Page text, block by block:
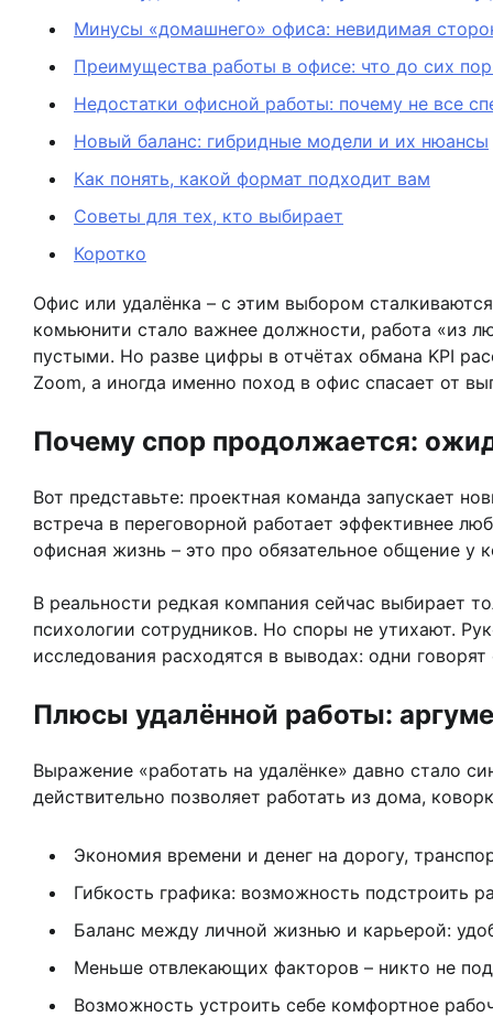
Минусы «домашнего» офиса: невидимая
Преимущества работы в офисе: что до сих
Недостатки офисной работы: почему не все
Новый баланс: гибридные модели и их нюансы
Как понять, какой формат подходит вам
Советы для тех, кто выбирает
Коротко
Офис или удалёнка – с этим выбором
комьюнити стало важнее должности, работа «из
пустыми. Но разве цифры в отчётах обмана KPI
Zoom, а иногда именно поход в офис спасает от
Почему спор продолжается:
Вот представьте: проектная команда запускает
встреча в переговорной работает эффективнее
офисная жизнь – это про обязательное общение у
В реальности редкая компания сейчас выбирает
психологии сотрудников. Но споры не утихают.
исследования расходятся в выводах: одни
Плюсы удалённой работы:
Выражение «работать на удалёнке» давно стало
действительно позволяет работать из дома,
Экономия времени и денег на дорогу,
Гибкость графика: возможность подстроить
Баланс между личной жизнью и карьерой:
Меньше отвлекающих факторов – никто не
Возможность устроить себе комфортное